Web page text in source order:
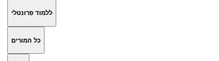
ללמוד פרונטלי
כל המורים